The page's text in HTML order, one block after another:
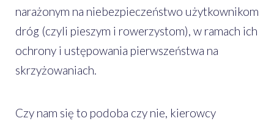
narażonym na niebezpieczeństwo użytkownikom
dróg (czyli pieszym i rowerzystom), w ramach ich
ochrony i ustępowania pierwszeństwa na
skrzyżowaniach.
Czy nam się to podoba czy nie, kierowcy